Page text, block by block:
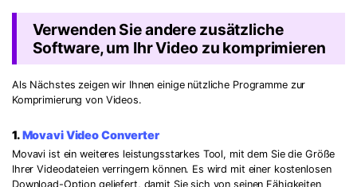
Verwenden Sie andere zusätzliche
Software, um Ihr Video zu komprimieren
Als Nächstes zeigen wir Ihnen einige nützliche Programme zur
Komprimierung von Videos.
1.Movavi Video Converter
Movavi ist ein weiteres leistungsstarkes Tool, mit dem Sie die Größe
Ihrer Videodateien verringern können. Es wird mit einer kostenlosen
Download-Option geliefert, damit Sie sich von seinen Fähigkeiten